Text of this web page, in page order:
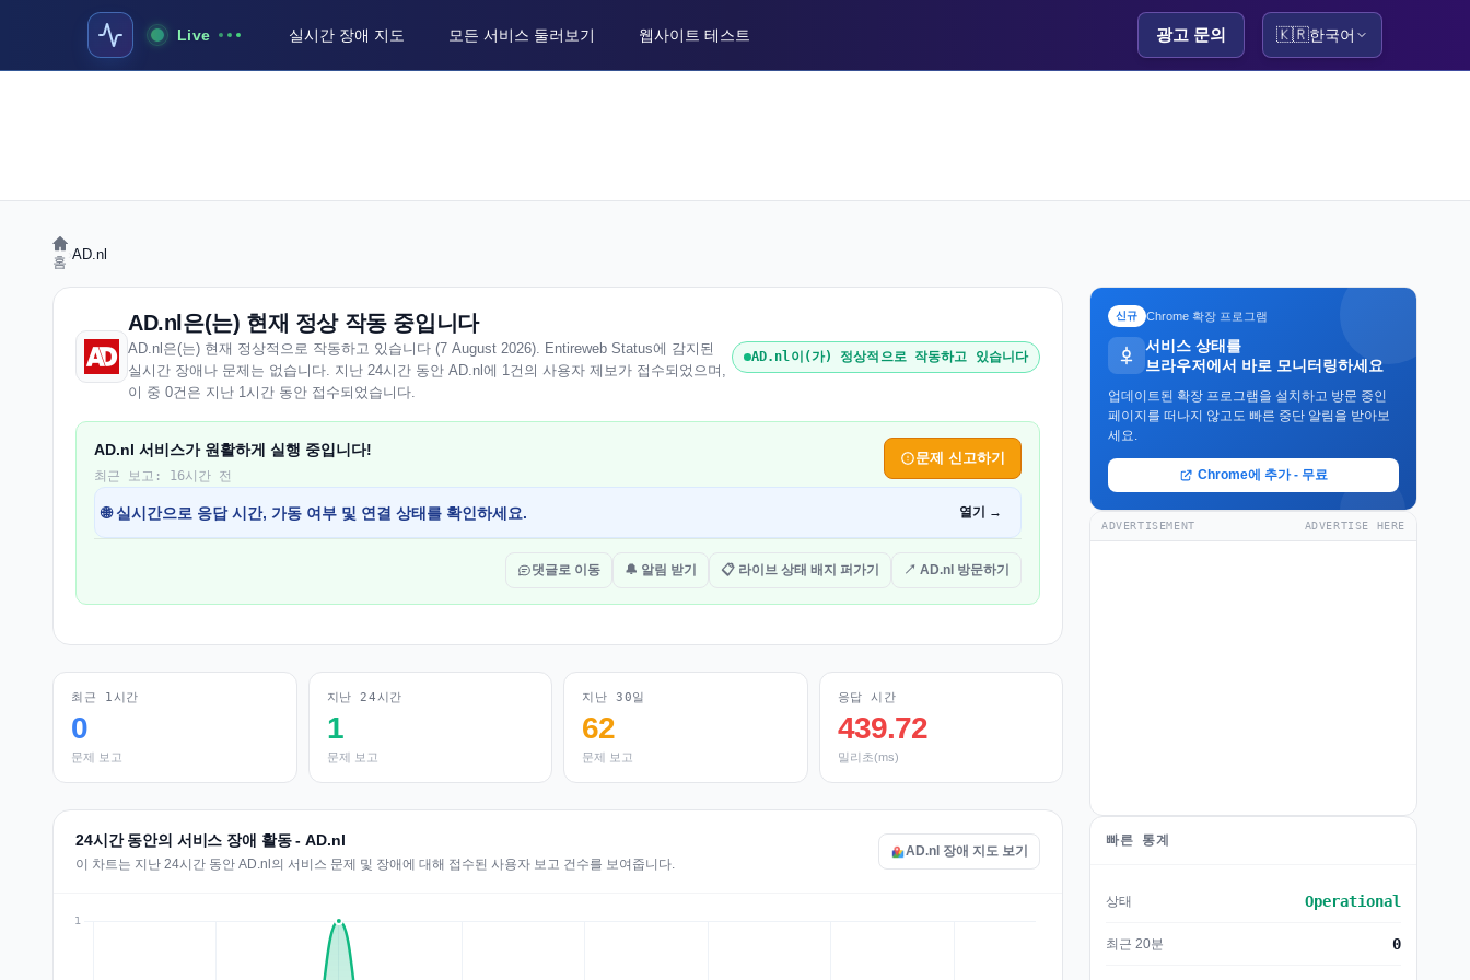
Live 실시간 장애 지도 모든 서비스 둘러보기 웹사이트 테스트 광고 문의 🇰🇷한국어
홈 AD.nl
AD.nl은(는) 현재 정상 작동 중입니다
AD.nl은(는) 현재 정상적으로 작동하고 있습니다 (7 August 2026). Entireweb Status에 감지된
실시간 장애나 문제는 없습니다. 지난 24시간 동안 AD.nl에 1건의 사용자 제보가 접수되었으며,
이 중 0건은 지난 1시간 동안 접수되었습니다.
AD.nl이(가) 정상적으로 작동하고 있습니다
AD.nl 서비스가 원활하게 실행 중입니다!
최근 보고: 16시간 전
문제 신고하기
🌐 실시간으로 응답 시간, 가동 여부 및 연결 상태를 확인하세요. 열기 →
댓글로 이동 🔔 알림 받기 📋 라이브 상태 배지 퍼가기 ↗ AD.nl 방문하기
최근 1시간
0
문제 보고
지난 24시간
1
문제 보고
지난 30일
62
문제 보고
응답 시간
439.72
밀리초(ms)
24시간 동안의 서비스 장애 활동 - AD.nl
이 차트는 지난 24시간 동안 AD.nl의 서비스 문제 및 장애에 대해 접수된 사용자 보고 건수를 보여줍니다.
AD.nl 장애 지도 보기
신규 Chrome 확장 프로그램
서비스 상태를
브라우저에서 바로 모니터링하세요
업데이트된 확장 프로그램을 설치하고 방문 중인
페이지를 떠나지 않고도 빠른 중단 알림을 받아보
세요.
Chrome에 추가 - 무료
ADVERTISEMENT ADVERTISE HERE
빠른 통계
상태 Operational
최근 20분 0